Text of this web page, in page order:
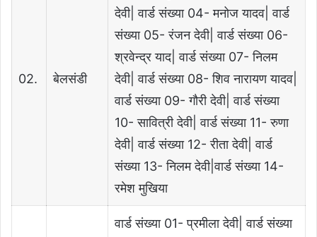
02. बेलसंडी
देवी| वार्ड संख्या 04- मनोज यादव| वार्ड
संख्या 05- रंजन देवी| वार्ड संख्या 06-
श्रवेन्द्र याद| वार्ड संख्या 07- निलम
देवी| वार्ड संख्या 08- शिव नारायण यादव|
वार्ड संख्या 09- गौरी देवी| वार्ड संख्या
10- सावित्री देवी| वार्ड संख्या 11- रुणा
देवी| वार्ड संख्या 12- रीता देवी| वार्ड
संख्या 13- निलम देवी|वार्ड संख्या 14-
रमेश मुखिया
वार्ड संख्या 01- प्रमीला देवी| वार्ड संख्या